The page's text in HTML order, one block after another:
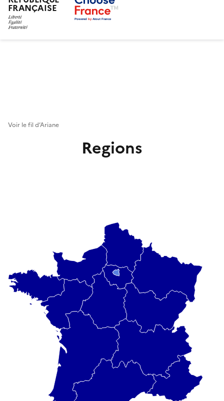
FRANÇAISE
Voir le fil d’Ariane
Regions